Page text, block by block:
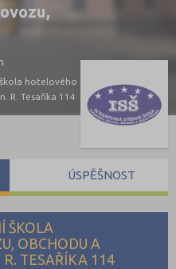
hotelového
R. Tesaříka 114
ŠKOLA
OBCHODU A
R. TESAŘÍKA 114
ÚSPĚŠNOST